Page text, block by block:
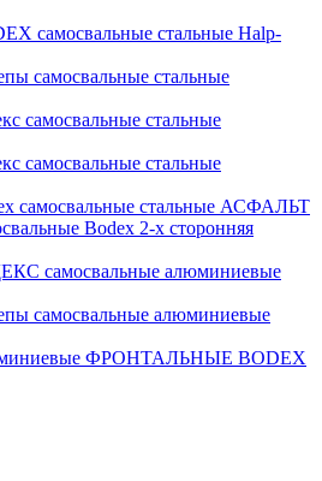
самосвальные стальные Нalp-
самосвальные стальные
самосвальные стальные
самосвальные стальные
самосвальные стальные АСФАЛЬТ
Bodex 2-х сторонняя
самосвальные алюминиевые
самосвальные алюминиевые
ФРОНТАЛЬНЫЕ BODEX